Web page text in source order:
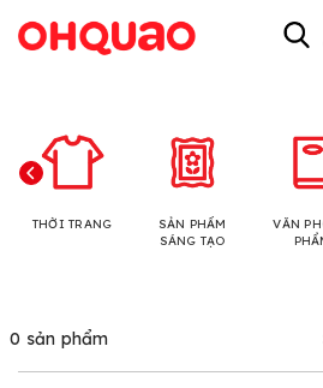
THỜI TRANG
SẢN PHẨM
SÁNG TẠO
VĂN
0 sản phẩm